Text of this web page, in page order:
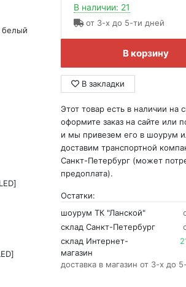
В наличии: 21
от 3-х до 5-ти дней
В корзину
В закладки
Этот товар есть в наличии на
оформите заказ на сайте или
и мы привезем его в шоурум
доставим транспортной
Санкт-Петербург (может
предоплата).
Остатки:
шоурум ТК "Ланской"
склад Санкт-Петербург
склад Интернет-
магазин
доставка в магазин от 3-х до